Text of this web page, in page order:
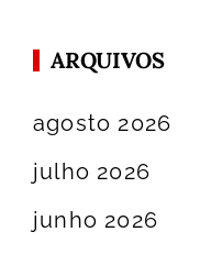
ARQUIVOS
agosto 2026
julho 2026
junho 2026